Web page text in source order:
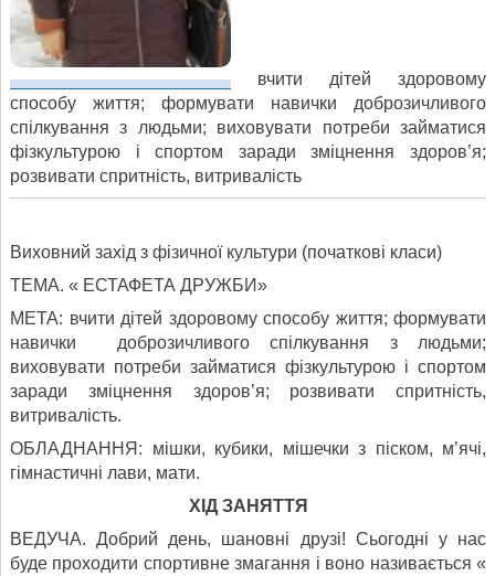
вчити дітей здоровому
способу життя; формувати навички доброзичливого
спілкування з людьми; виховувати потреби займатися
фізкультурою і спортом заради зміцнення здоров’я;
розвивати спритність, витривалість
Виховний захід з фізичної культури (початкові класи)
ТЕМА. « ЕСТАФЕТА ДРУЖБИ»
МЕТА: вчити дітей здоровому способу життя; формувати
навички доброзичливого спілкування з людьми;
виховувати потреби займатися фізкультурою і спортом
заради зміцнення здоров’я; розвивати спритність,
витривалість.
ОБЛАДНАННЯ: мішки, кубики, мішечки з піском, м’ячі,
гімнастичні лави, мати.
ХІД ЗАНЯТТЯ
ВЕДУЧА. Добрий день, шановні друзі! Сьогодні у нас
буде проходити спортивне змагання і воно називається «